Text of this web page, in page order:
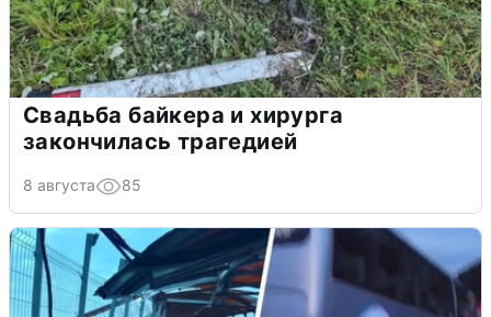
Свадьба байкера и хирурга
закончилась трагедией
8 августа 85